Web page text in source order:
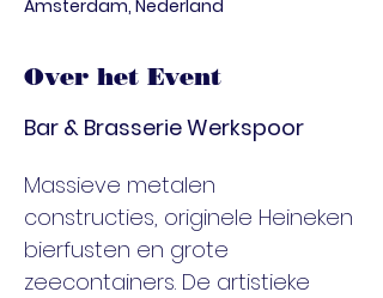
Amsterdam, Nederland
Over het Event
Bar & Brasserie Werkspoor
Massieve metalen
constructies, originele Heineken
bierfusten en grote
zeecontainers. De artistieke